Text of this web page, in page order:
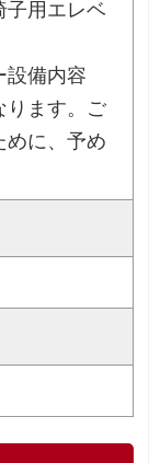
子用エレベ
設備内容
ります。ご
めに、予め